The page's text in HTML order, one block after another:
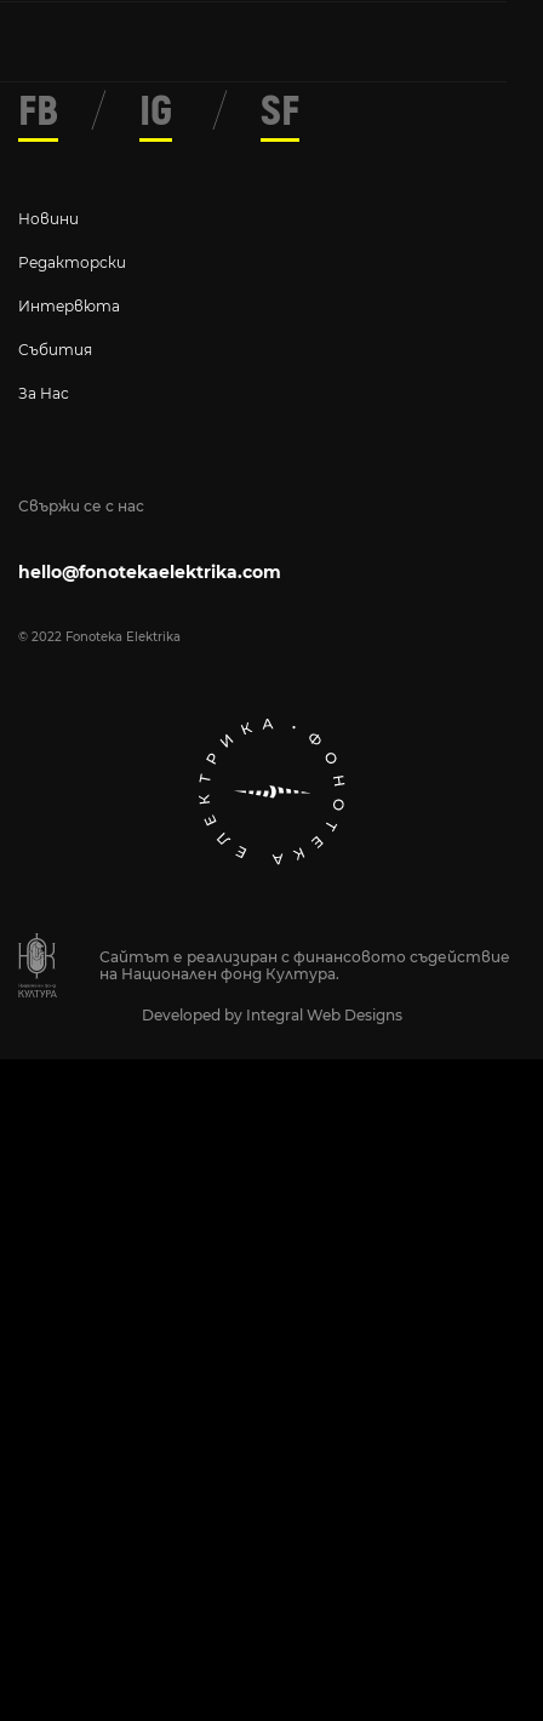
Свържи се с нас
hello@fonotekaelektrika.com
© 2022 Fonoteka Elektrika
Новини
Редакторски
Интервюта
Събития
За Нас
FB / IG / SF
Сайтът е реализиран с финансовото съдействие
на Национален фонд Култура.
Developed by Integral Web Designs